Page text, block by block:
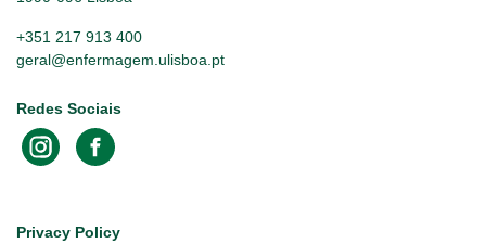
+351 217 913 400
geral@enfermagem.ulisboa.pt
Redes Sociais
Footer
Privacy Policy